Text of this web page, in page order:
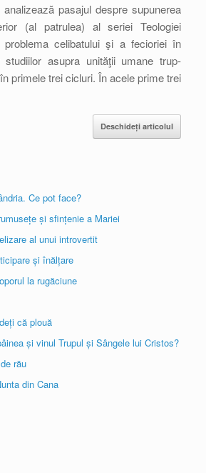
pasajul despre supunerea
(al patrulea) al seriei Teologiei
celibatului şi a fecioriei în
studiilor asupra unităţii umane trup-
primele trei cicluri. În acele prime trei
Deschideți articolul
Ce pot face?
și sfințenie a Mariei
al unui introvertit
și înălțare
la rugăciune
că plouă
și vinul Trupul și Sângele lui Cristos?
rău
din Cana